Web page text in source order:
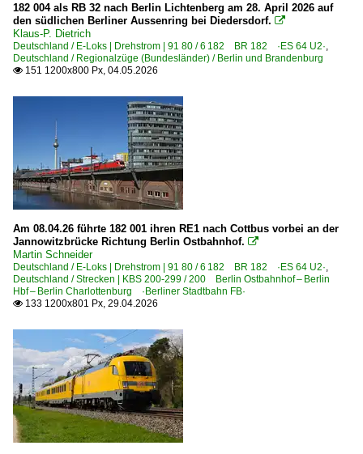
182 004 als RB 32 nach Berlin Lichtenberg am 28. April 2026 auf
den südlichen Berliner Aussenring bei Diedersdorf. 
Klaus-P. Dietrich
Deutschland / E-Loks | Drehstrom | 91 80 / 6 182 BR 182 ·ES 64 U2·
Deutschland / Regionalzüge (Bundesländer) / Berlin und Brandenburg
 151 1200x800 Px, 04.05.2026
Am 08.04.26 führte 182 001 ihren RE1 nach Cottbus vorbei an der
Jannowitzbrücke Richtung Berlin Ostbahnhof. 
Martin Schneider
Deutschland / E-Loks | Drehstrom | 91 80 / 6 182 BR 182 ·ES 64 U2·
Deutschland / Strecken | KBS 200-299 / 200 Berlin Ostbahnhof – Berlin
Hbf – Berlin Charlottenburg ·Berliner Stadtbahn FB·
 133 1200x801 Px, 29.04.2026